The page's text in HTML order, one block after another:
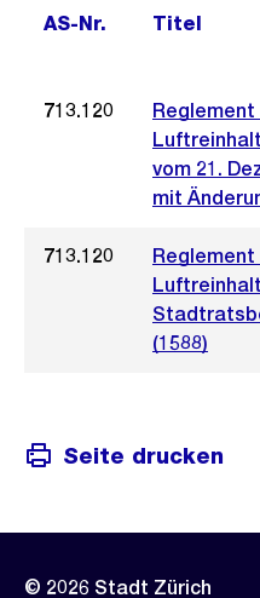
AS-Nr. Titel
713.120
Reglement
vom 21.
mit
713.120
Reglement
(1588)
Seite drucken
© 2026 Stadt Zürich